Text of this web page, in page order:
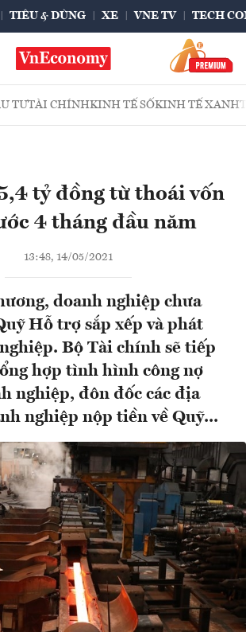
TIÊU & DÙNG XE VNE TV TECH
TƯTÀI CHÍNHKINH TẾ SỐKINH TẾ XANH
tỷ đồng từ thoái vốn
4 tháng đầu năm
13:48, 14/05/2021
doanh nghiệp chưa
Hỗ trợ sắp xếp và phát
Bộ Tài chính sẽ tiếp
hợp tình hình công nợ
nghiệp, đôn đốc các địa
nghiệp nộp tiền về Quỹ...